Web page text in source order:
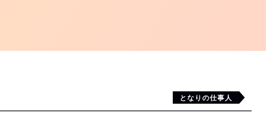
となりの仕事人